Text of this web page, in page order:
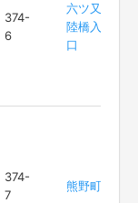
374-
6
六ツ又
陸橋入
口
374-
7
熊野町